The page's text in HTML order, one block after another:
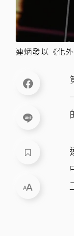
連炳發以《化